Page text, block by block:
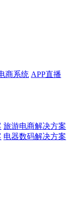
商系统 APP直播
旅游电商解决方案
电器数码解决方案